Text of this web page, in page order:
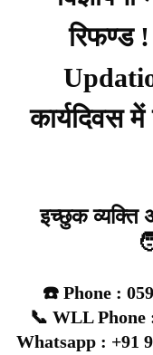
रिफण्ड
कार्यदिवस में
इच्छुक व्यक्ति
☎️ Phone :
📞 WLL Phone
Whatsapp : +91